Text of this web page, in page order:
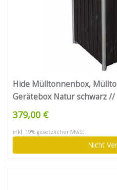
Hide Mülltonnenbox,
Gerätebox Natur schwarz
Aufbewahrungsbox für 2
379,00 €
inkl. 19% gesetzlicher MwSt.
Nicht